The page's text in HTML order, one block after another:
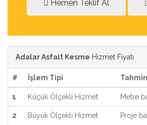
Hemen Teklif Al
Adalar Asfalt Kesme Hizmet Fiyatı
# İşlem Tipi
1 Küçük Ölçekli Hizmet Metre
2 Büyük Ölçekli Hizmet Proje